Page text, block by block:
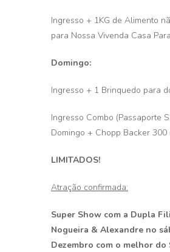
Ingresso + 1KG de Alimento
para Nossa Vivenda Casa
Domingo:
Ingresso + 1 Brinquedo para
Ingresso Combo (Passaporte
Domingo + Chopp Backer 300
LIMITADOS!
Atração confirmada:
Super Show com a Dupla
Nogueira & Alexandre no
Dezembro com o melhor do